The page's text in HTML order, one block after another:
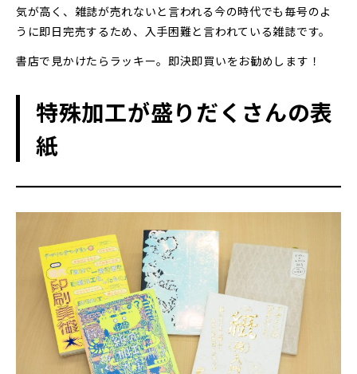
気が高く、雑誌が売れないと言われる今の時代でも毎号のよ
うに即日完売するため、入手困難と言われている雑誌です。
書店で見かけたらラッキー。即決即買いをお勧めします！
特殊加工が盛りだくさんの表
紙